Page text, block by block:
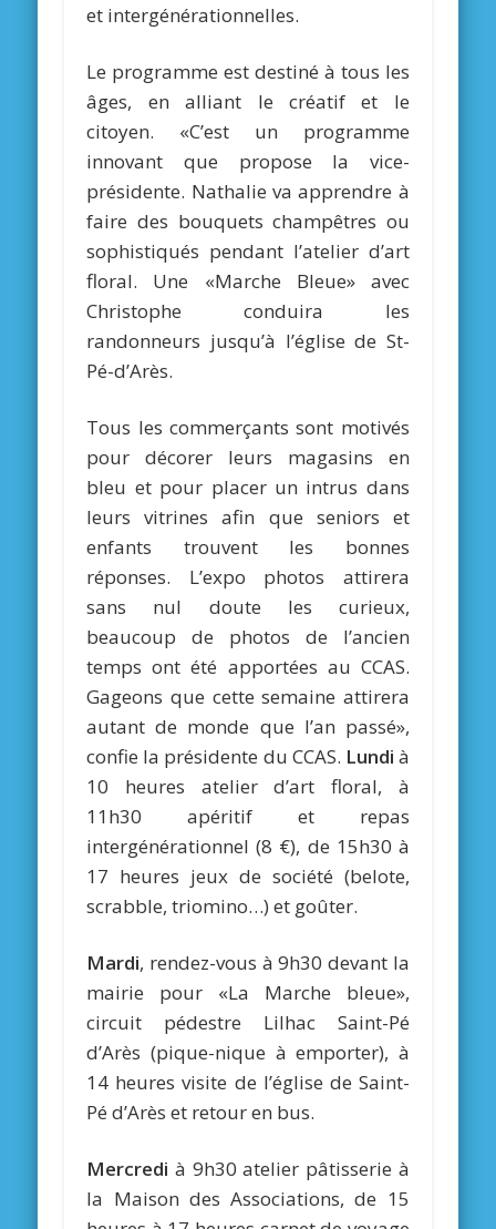
et intergénérationnelles.
Le programme est destiné à tous les
âges, en alliant le créatif et le
citoyen. «C’est un programme
innovant que propose la vice-
présidente. Nathalie va apprendre à
faire des bouquets champêtres ou
sophistiqués pendant l’atelier d’art
floral. Une «Marche Bleue» avec
Christophe conduira les
randonneurs jusqu’à l’église de St-
Pé-d’Arès.
Tous les commerçants sont motivés
pour décorer leurs magasins en
bleu et pour placer un intrus dans
leurs vitrines afin que seniors et
enfants trouvent les bonnes
réponses. L’expo photos attirera
sans nul doute les curieux,
beaucoup de photos de l’ancien
temps ont été apportées au CCAS.
Gageons que cette semaine attirera
autant de monde que l’an passé»,
confie la présidente du CCAS. Lundi à
10 heures atelier d’art floral, à
11h30 apéritif et repas
intergénérationnel (8 €), de 15h30 à
17 heures jeux de société (belote,
scrabble, triomino…) et goûter.
Mardi, rendez-vous à 9h30 devant la
mairie pour «La Marche bleue»,
circuit pédestre Lilhac Saint-Pé
d’Arès (pique-nique à emporter), à
14 heures visite de l’église de Saint-
Pé d’Arès et retour en bus.
Mercredi à 9h30 atelier pâtisserie à
la Maison des Associations, de 15